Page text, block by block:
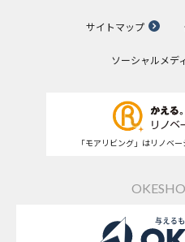
サイトマップ
ソーシャルメデ
「モアリビング」はリノベ